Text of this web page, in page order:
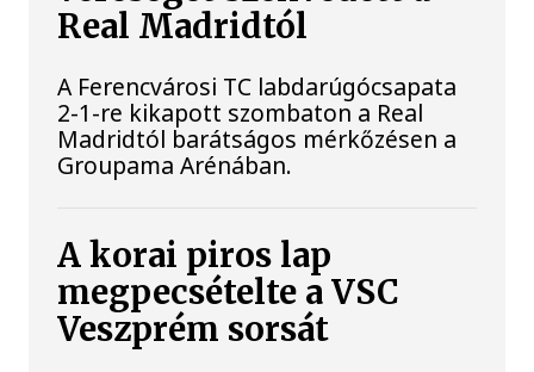
Real Madridtól
A Ferencvárosi TC labdarúgócsapata
2-1-re kikapott szombaton a Real
Madridtól barátságos mérkőzésen a
Groupama Arénában.
A korai piros lap
megpecsételte a VSC
Veszprém sorsát